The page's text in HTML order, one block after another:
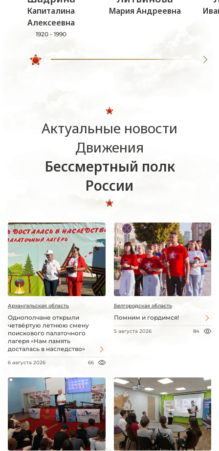
Капиталина
Алексеевна
1920 - 1990
Мария Андреевна
Актуальные новости
Движения
Бессмертный полк
России
Архангельская область
Однополчане открыли
четвёртую летнюю смену
поискового палаточного
лагеря «Нам память
досталась в наследство»
6 августа 2026 66
Белгородская область
Помним и гордимся!
5 августа 2026 84